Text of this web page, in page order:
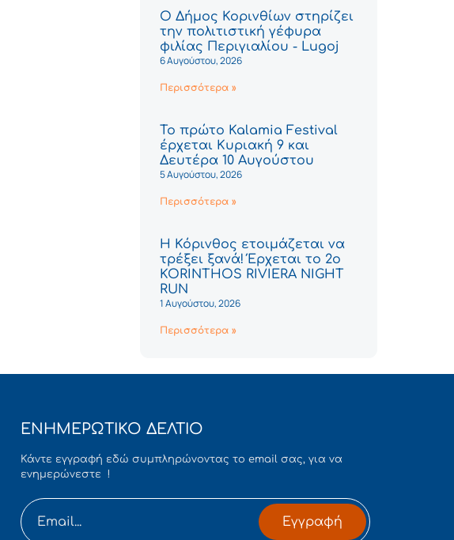
Ο Δήμος Κορινθίων στηρίζει
την πολιτιστική γέφυρα
φιλίας Περιγιαλίου - Lugoj
6 Αυγούστου, 2026
Περισσότερα »
Το πρώτο Kalamia Festival
έρχεται Κυριακή 9 και
Δευτέρα 10 Αυγούστου
5 Αυγούστου, 2026
Περισσότερα »
Η Κόρινθος ετοιμάζεται να
τρέξει ξανά! Έρχεται το 2ο
KORINTHOS RIVIERA NIGHT
RUN
1 Αυγούστου, 2026
Περισσότερα »
ΕΝΗΜΕΡΩΤΙΚΟ ΔΕΛΤΙΟ
Κάντε εγγραφή εδώ συμπληρώνοντας το email σας, για να
ενημερώνεστε !
Εγγραφή